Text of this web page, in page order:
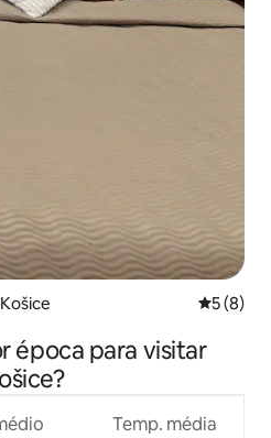
5 de
5 (8)
época para visitar
Temp. média